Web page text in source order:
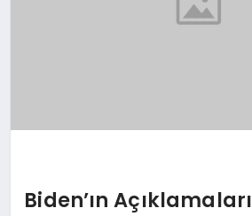
Biden’ın Açıklamaları